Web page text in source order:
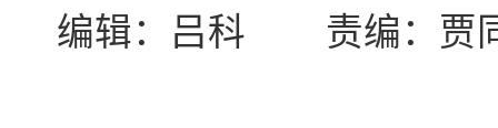
编辑：吕科 责编：贾